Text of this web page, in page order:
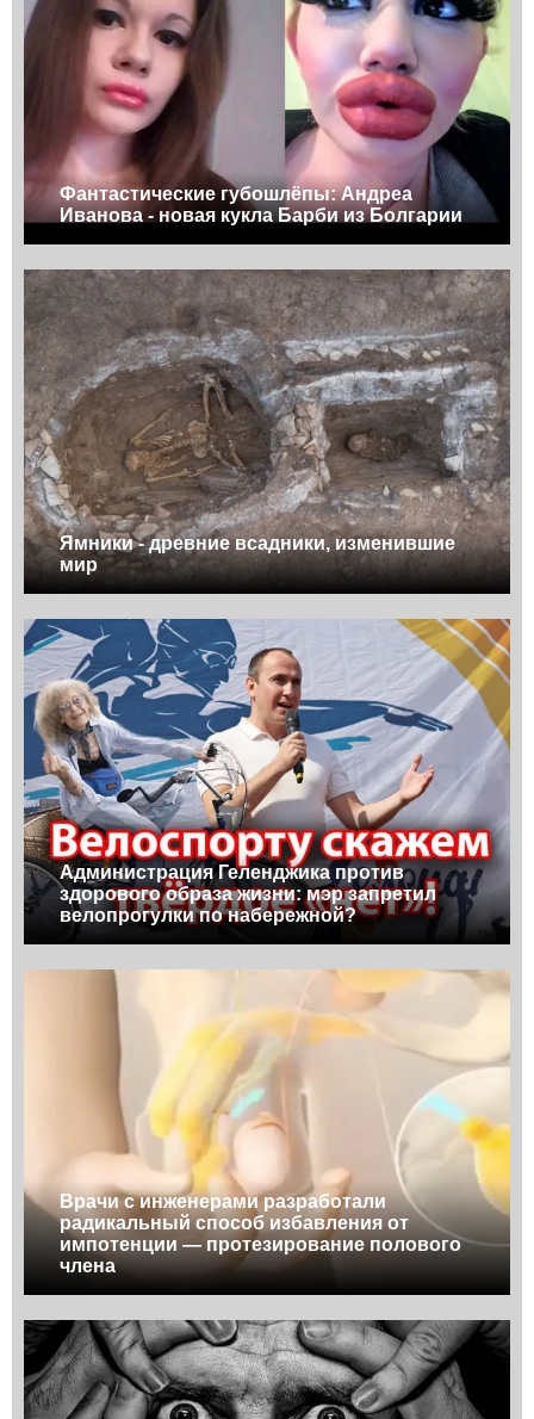
Фантастические губошлёпы: Андреа
Иванова - новая кукла Барби из Болгарии
Ямники - древние всадники, изменившие
мир
Администрация Геленджика против
здорового образа жизни: мэр запретил
велопрогулки по набережной?
Врачи с инженерами разработали
радикальный способ избавления от
импотенции — протезирование полового
члена